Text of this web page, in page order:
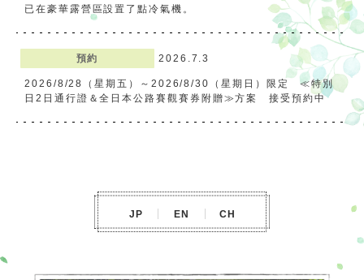
服務指南
已在豪華露營區設置了點冷氣機。
預約 2026.7.3
2026/8/28（星期五）～2026/8/30（星期日）限定 ≪特別
日2日通行證＆全日本公路賽觀賽券附贈≫方案 接受預約中
公告 2026.6.12
JP EN CH